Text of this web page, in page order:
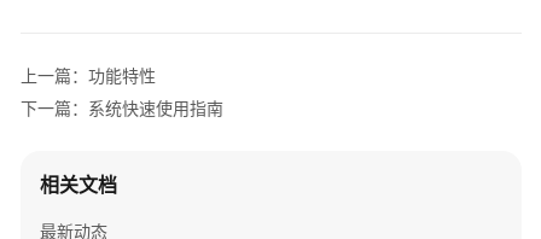
绍
说
明
上一篇：功能特性
下一篇：系统快速使用指南
相关文档
最新动态